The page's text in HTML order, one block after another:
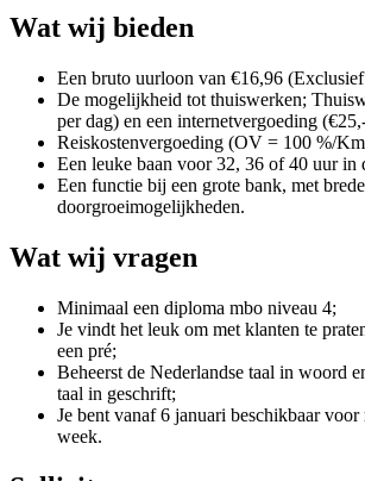
Wat wij bieden
Een bruto uurloon van €16,96
De mogelijkheid tot thuiswerken;
per dag) en een internetvergoeding
Reiskostenvergoeding (OV = 100 %/
Een leuke baan voor 32, 36 of 40 uur in
Een functie bij een grote bank, met
doorgroeimogelijkheden.
Wat wij vragen
Minimaal een diploma mbo niveau 4;
Je vindt het leuk om met klanten te
een pré;
Beheerst de Nederlandse taal in woord
taal in geschrift;
Je bent vanaf 6 januari beschikbaar
week.